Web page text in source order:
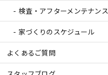
検査・アフターメンテナンス
家づくりのスケジュール
よくあるご質問